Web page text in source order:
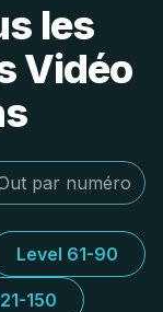
les
Vidéo
Level 61-90
150